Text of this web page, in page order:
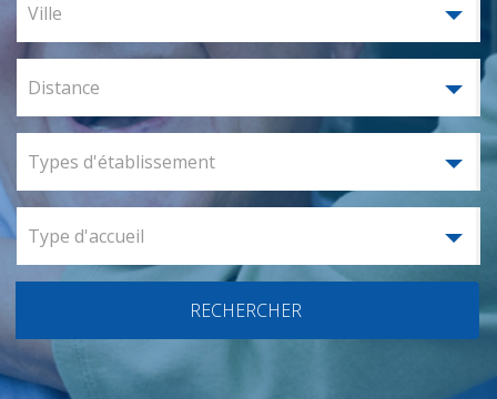
Ville
Distance
Types d'établissement
Type d'accueil
RECHERCHER